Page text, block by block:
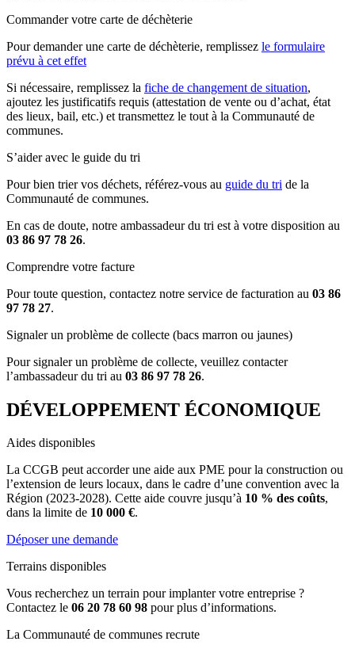
Commander votre carte de déchèterie
Pour demander une carte de déchèterie, remplissez le formulaire
prévu à cet effet
Si nécessaire, remplissez la fiche de changement de situation,
ajoutez les justificatifs requis (attestation de vente ou d’achat, état
des lieux, bail, etc.) et transmettez le tout à la Communauté de
communes.
S’aider avec le guide du tri
Pour bien trier vos déchets, référez-vous au guide du tri de la
Communauté de communes.
En cas de doute, notre ambassadeur du tri est à votre disposition au
03 86 97 78 26.
Comprendre votre facture
Pour toute question, contactez notre service de facturation au 03 86
97 78 27.
Signaler un problème de collecte (bacs marron ou jaunes)
Pour signaler un problème de collecte, veuillez contacter
l’ambassadeur du tri au 03 86 97 78 26.
DÉVELOPPEMENT ÉCONOMIQUE
Aides disponibles
La CCGB peut accorder une aide aux PME pour la construction ou
l’extension de leurs locaux, dans le cadre d’une convention avec la
Région (2023-2028). Cette aide couvre jusqu’à 10 % des coûts,
dans la limite de 10 000 €.
Déposer une demande
Terrains disponibles
Vous recherchez un terrain pour implanter votre entreprise ?
Contactez le 06 20 78 60 98 pour plus d’informations.
La Communauté de communes recrute